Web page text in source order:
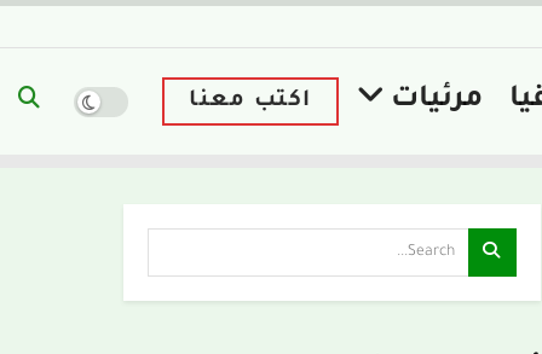
مرئيات اكتب معنا